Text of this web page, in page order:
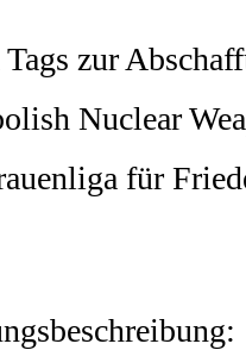
zur
Nuclear
für